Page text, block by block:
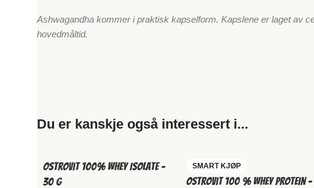
Ashwagandha kommer i praktisk kapselform. Kapslene er laget av
hovedmåltid.
Du er kanskje også interessert i...
OstroVit 100% Whey Isolate –
30 g
SMART KJØP
OstroVit 100 % Whey Protein –